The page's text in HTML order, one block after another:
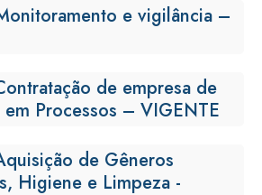
e vigilância –
de empresa de
Processos – VIGENTE
de Gêneros
Higiene e Limpeza -